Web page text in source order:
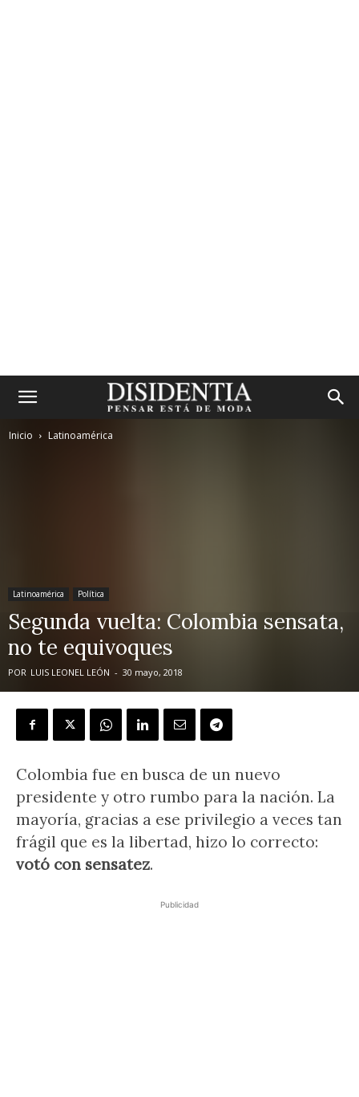
Inicio Latinoamérica
Latinoamérica Política
Segunda vuelta: Colombia sensata,
no te equivoques
POR LUIS LEONEL LEÓN - 30 mayo, 2018
Colombia fue en busca de un nuevo
presidente y otro rumbo para la nación. La
mayoría, gracias a ese privilegio a veces tan
frágil que es la libertad, hizo lo correcto:
votó con sensatez.
Publicidad